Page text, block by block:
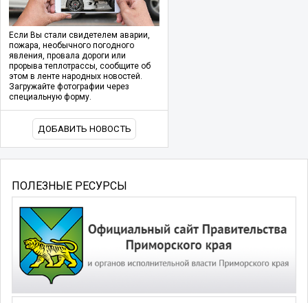
Если Вы стали свидетелем аварии,
пожара, необычного погодного
явления, провала дороги или
прорыва теплотрассы, сообщите об
этом в ленте народных новостей.
Загружайте фотографии через
специальную форму.
ДОБАВИТЬ НОВОСТЬ
ПОЛЕЗНЫЕ РЕСУРСЫ